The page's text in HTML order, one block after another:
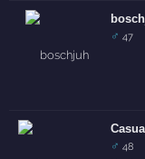
♂ 47
♂ 48